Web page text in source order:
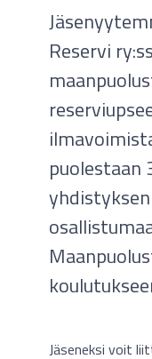
Reservi
puolestaan
Jäseneksi voit